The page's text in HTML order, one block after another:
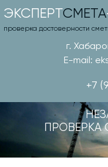
ЭКСПЕРТСМЕТА
проверка достоверности
г.
E-mail:
+7